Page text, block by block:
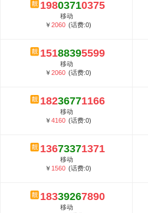
5G套餐资费贵吗？与国际相
郑州全号网选号流程官方选号
19803710375
移动
￥2060 (话费:0)
15188395599
移动
￥2060 (话费:0)
18236771166
移动
￥4160 (话费:0)
13673371371
移动
￥ 1560 (话费:0)
18339267890
移动